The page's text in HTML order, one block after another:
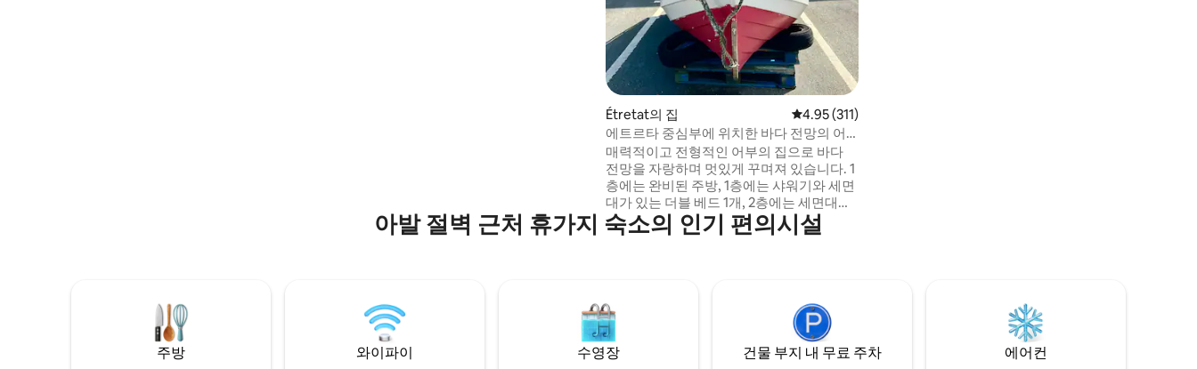
Étretat의 집 평점 4.95점(5점 만점), 후기 311개
4.95 (311)
에트르타 중심부에 위치한 바다 전망의 어
부집
매력적이고 전형적인 어부의 집으로 바다
전망을 자랑하며 멋있게 꾸며져 있습니다. 1
층에는 완비된 주방, 1층에는 샤워기와 세면
대가 있는 더블 베드 1개, 2층에는 세면대와
욕조가 있는 더블 베드 1개로 구성되어 있습
니다. 재택 근무가 가능한 와이파이. 1층과 2
다. 숙소에는 거실이 없습니다. 레스토랑과
모든 상점이 100m 이내에 위치해 있습니다.
아발 절벽 근처 휴가지 숙소의 인기 편의시설
주방 와이파이 수영장 건물 부지 내 무료 주차 에어컨